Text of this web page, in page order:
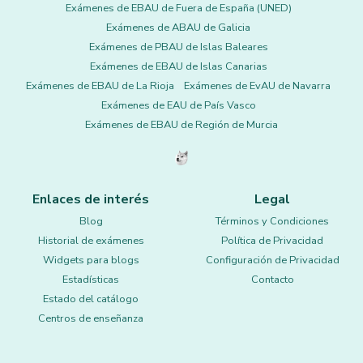
Exámenes de EBAU de Fuera de España (UNED)
Exámenes de ABAU de Galicia
Exámenes de PBAU de Islas Baleares
Exámenes de EBAU de Islas Canarias
Exámenes de EBAU de La Rioja
Exámenes de EvAU de Navarra
Exámenes de EAU de País Vasco
Exámenes de EBAU de Región de Murcia
Enlaces de interés
Blog
Historial de exámenes
Widgets para blogs
Estadísticas
Estado del catálogo
Centros de enseñanza
Legal
Términos y Condiciones
Política de Privacidad
Configuración de Privacidad
Contacto